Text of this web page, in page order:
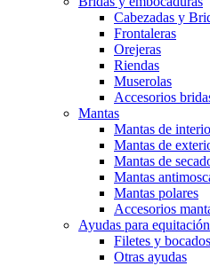
Cabezadas y
Frontaleras
Orejeras
Riendas
Muserolas
Accesorios
Mantas
Mantas de
Mantas de
Mantas de
Mantas
Mantas polares
Accesorios
Ayudas para equitación
Filetes y bocados
Otras ayudas